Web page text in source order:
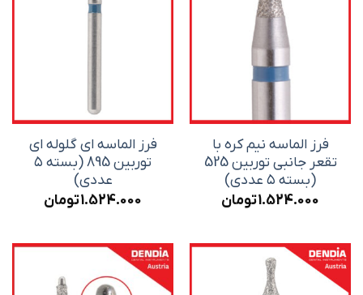
فرز الماسه نیم کره با
تقعر جانبی توربین 525
(بسته ۵ عددی)
1.524.000تومان
فرز الماسه ای گلوله ای
توربین 895 (بسته ۵
عددی)
1.524.000تومان